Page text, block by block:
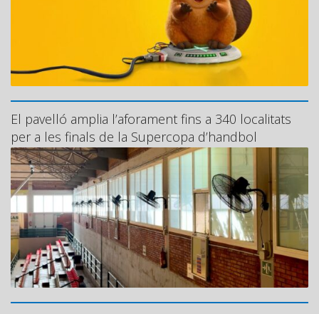
El pavelló amplia l’aforament fins a 340 localitats
per a les finals de la Supercopa d’handbol